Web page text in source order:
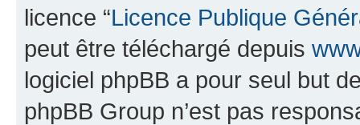
licence “Licence Publique
peut être téléchargé depuis
logiciel phpBB a pour seul but
phpBB Group n’est pas